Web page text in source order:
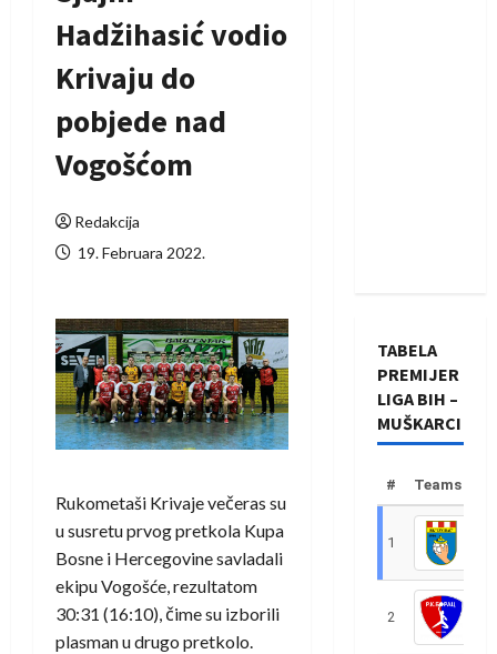
Hadžihasić vodio
Krivaju do
pobjede nad
Vogošćom
Redakcija
19. Februara 2022.
Rukometaši Krivaje večeras su
u susretu prvog pretkola Kupa
Bosne i Hercegovine savladali
ekipu Vogošće, rezultatom
30:31 (16:10), čime su izborili
plasman u drugo pretkolo.
TABELA
PREMIJER
LIGA BIH –
MUŠKARCI
# Teams
1
2